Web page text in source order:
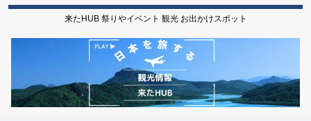
来たHUB 祭りやイベント 観光 お出かけスポット